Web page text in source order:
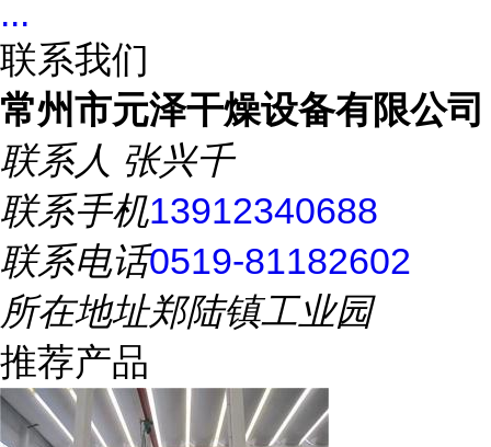
...
联系我们
常州市元泽干燥设备有限公司
联系人 张兴千
联系手机13912340688
联系电话0519-81182602
所在地址郑陆镇工业园
推荐产品